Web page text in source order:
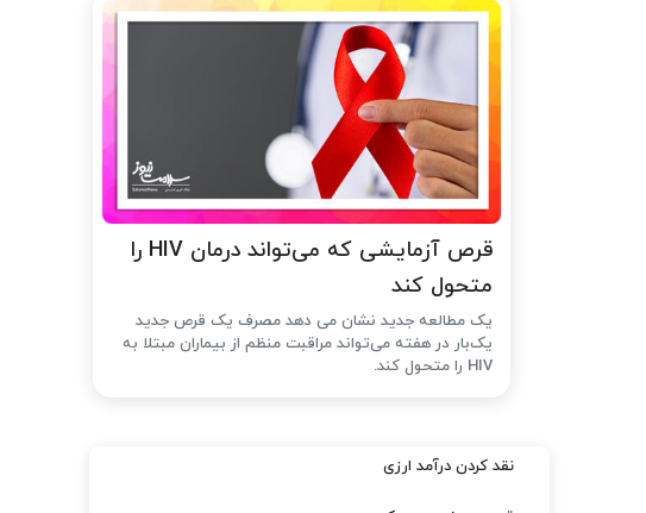
قرص آزمایشی که می‌تواند درمان HIV را
متحول کند
یک مطالعه جدید نشان می دهد مصرف یک قرص جدید
یک‌بار در هفته می‌تواند مراقبت منظم از بیماران مبتلا به
HIV را متحول کند.
نقد کردن درآمد ارزی